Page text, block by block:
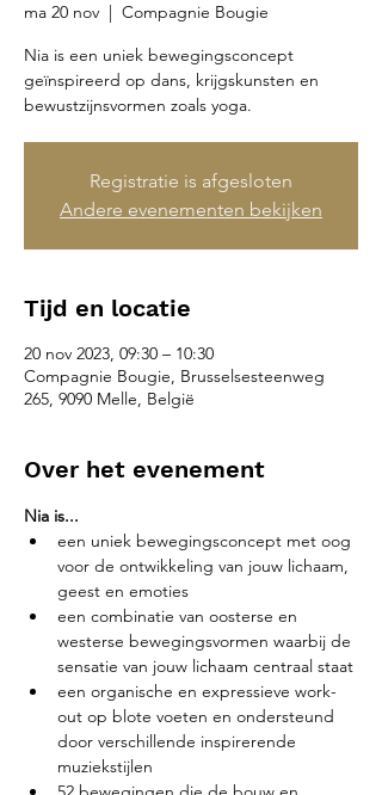
ma 20 nov
  |
Compagnie Bougie
Nia is een uniek bewegingsconcept
geïnspireerd op dans, krijgskunsten en
bewustzijnsvormen zoals yoga.
Registratie is afgesloten
Andere evenementen bekijken
Tijd en locatie
20 nov 2023, 09:30 – 10:30
Compagnie Bougie, Brusselsesteenweg
265, 9090 Melle, België
Over het evenement
Nia is...
een uniek bewegingsconcept met oog
voor de ontwikkeling van jouw lichaam,
geest en emoties
een combinatie van oosterse en
westerse bewegingsvormen waarbij de
sensatie van jouw lichaam centraal staat
een organische en expressieve work-
out op blote voeten en ondersteund
door verschillende inspirerende
muziekstijlen